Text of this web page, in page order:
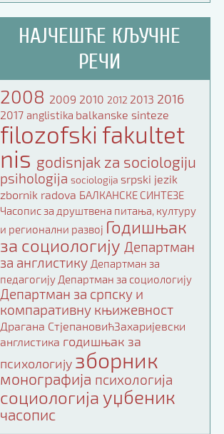
НАЈЧЕШЋЕ КЉУЧНЕ
РЕЧИ
2008 2009 2010 2012 2013 2016
2017 anglistika balkanske sinteze
filozofski fakultet
nis godisnjak za sociologiju
psihologija sociologija srpski jezik
zbornik radova БАЛКАНСКЕ СИНТЕЗЕ
Часопис за друштвена питања, културу
и регионални развој Годишњак
за социологију Департман
за англистику Департман за
педагогију Департман за социологију
Департман за српску и
компаративну књижевност
Драгана СтјепановићЗахаријевски
англистика годишњак за
психологију зборник
монографија психологија
социологија уџбеник
часопис